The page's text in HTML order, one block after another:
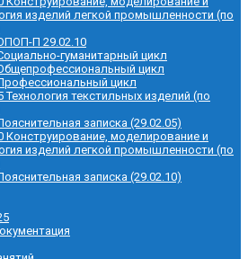
изделий легкой промышленности (по
П 29.02.10
гуманитарный цикл
цикл
цикл
Технология текстильных изделий (по
записка (29.02.05)
Конструирование, моделирование и
изделий легкой промышленности (по
записка (29.02.10)